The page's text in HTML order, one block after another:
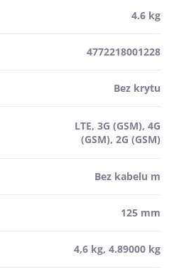
4.6 kg
4772218001228
Bez krytu
LTE, 3G (GSM), 4G
(GSM), 2G (GSM)
Bez kabelu m
125 mm
4,6 kg, 4.89000 kg